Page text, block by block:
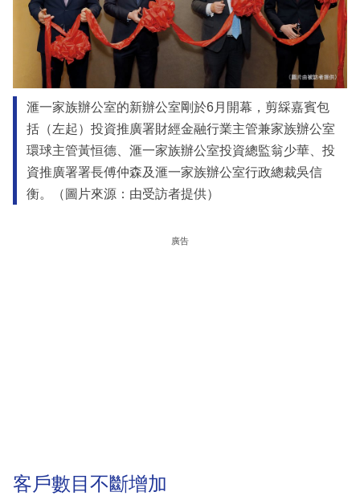
滙一家族辦公室的新辦公室剛於6月開幕，剪綵嘉賓包
括（左起）投資推廣署財經金融行業主管兼家族辦公室
環球主管黃恒德、滙一家族辦公室投資總監翁少華、投
資推廣署署長傅仲森及滙一家族辦公室行政總裁吳信
衡。（圖片來源：由受訪者提供）
廣告
客戶數目不斷增加